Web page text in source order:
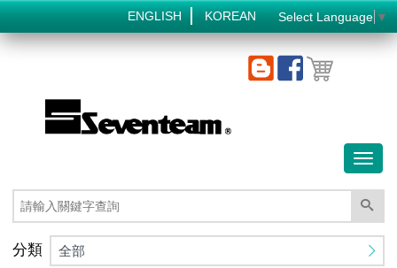
ENGLISH KOREAN Select Language ▼
分類 全部